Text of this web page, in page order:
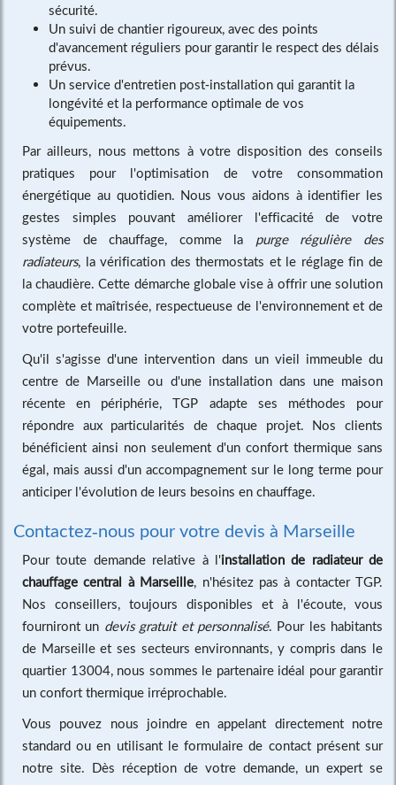
sécurité.
Un suivi de chantier rigoureux, avec des points
d'avancement réguliers pour garantir le respect des délais
prévus.
Un service d'entretien post-installation qui garantit la
longévité et la performance optimale de vos
équipements.
Par ailleurs, nous mettons à votre disposition des conseils
pratiques pour l'optimisation de votre consommation
énergétique au quotidien. Nous vous aidons à identifier les
gestes simples pouvant améliorer l'efficacité de votre
système de chauffage, comme la purge régulière des
radiateurs, la vérification des thermostats et le réglage fin de
la chaudière. Cette démarche globale vise à offrir une solution
complète et maîtrisée, respectueuse de l'environnement et de
votre portefeuille.
Qu'il s'agisse d'une intervention dans un vieil immeuble du
centre de Marseille ou d'une installation dans une maison
récente en périphérie, TGP adapte ses méthodes pour
répondre aux particularités de chaque projet. Nos clients
bénéficient ainsi non seulement d'un confort thermique sans
égal, mais aussi d'un accompagnement sur le long terme pour
anticiper l'évolution de leurs besoins en chauffage.
Contactez-nous pour votre devis à Marseille
Pour toute demande relative à l'installation de radiateur de
chauffage central à Marseille, n'hésitez pas à contacter TGP.
Nos conseillers, toujours disponibles et à l'écoute, vous
fourniront un devis gratuit et personnalisé. Pour les habitants
de Marseille et ses secteurs environnants, y compris dans le
quartier 13004, nous sommes le partenaire idéal pour garantir
un confort thermique irréprochable.
Vous pouvez nous joindre en appelant directement notre
standard ou en utilisant le formulaire de contact présent sur
notre site. Dès réception de votre demande, un expert se